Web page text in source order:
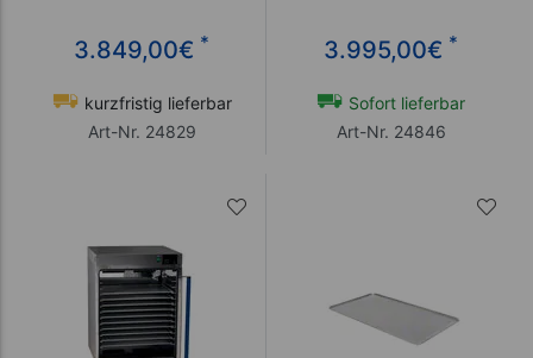
3.849,00€ *
kurzfristig lieferbar
Art-Nr. 24829
3.995,00€ *
Sofort lieferbar
Art-Nr. 24846